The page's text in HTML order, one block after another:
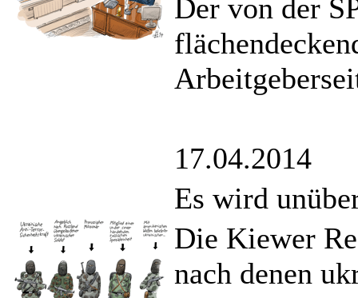
Der von der
17.04.2014
Es wird
Die Kiewer
nach denen